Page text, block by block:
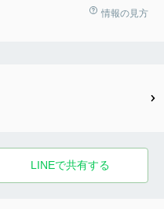
情報の見方
LINEで共有する